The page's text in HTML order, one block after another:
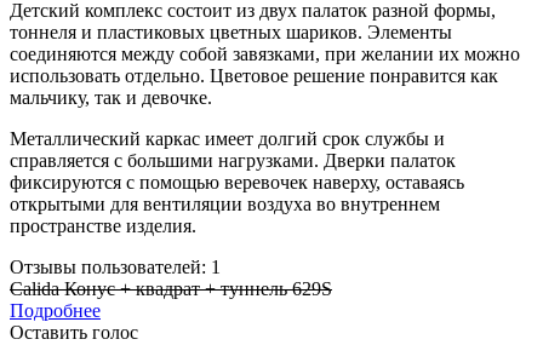
Детский комплекс состоит из двух палаток разной формы,
тоннеля и пластиковых цветных шариков. Элементы
соединяются между собой завязками, при желании их можно
использовать отдельно. Цветовое решение понравится как
мальчику, так и девочке.
Металлический каркас имеет долгий срок службы и
справляется с большими нагрузками. Дверки палаток
фиксируются с помощью веревочек наверху, оставаясь
открытыми для вентиляции воздуха во внутреннем
пространстве изделия.
Отзывы пользователей: 1
Calida Конус + квадрат + туннель 629S
Подробнее
Оставить голос